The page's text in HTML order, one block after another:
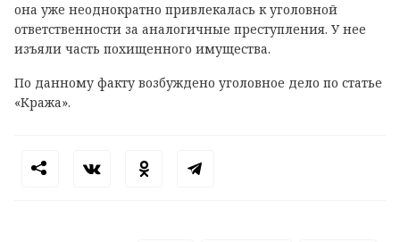
она уже неоднократно привлекалась к уголовной
ответственности за аналогичные преступления. У нее
изъяли часть похищенного имущества.
По данному факту возбуждено уголовное дело по статье
«Кража».